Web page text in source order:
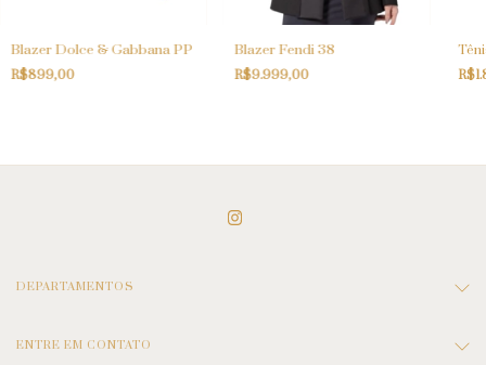
Blazer Dolce & Gabbana PP
R$899,00
Blazer Fendi 38
R$9.999,00
DEPARTAMENTOS
ENTRE EM CONTATO